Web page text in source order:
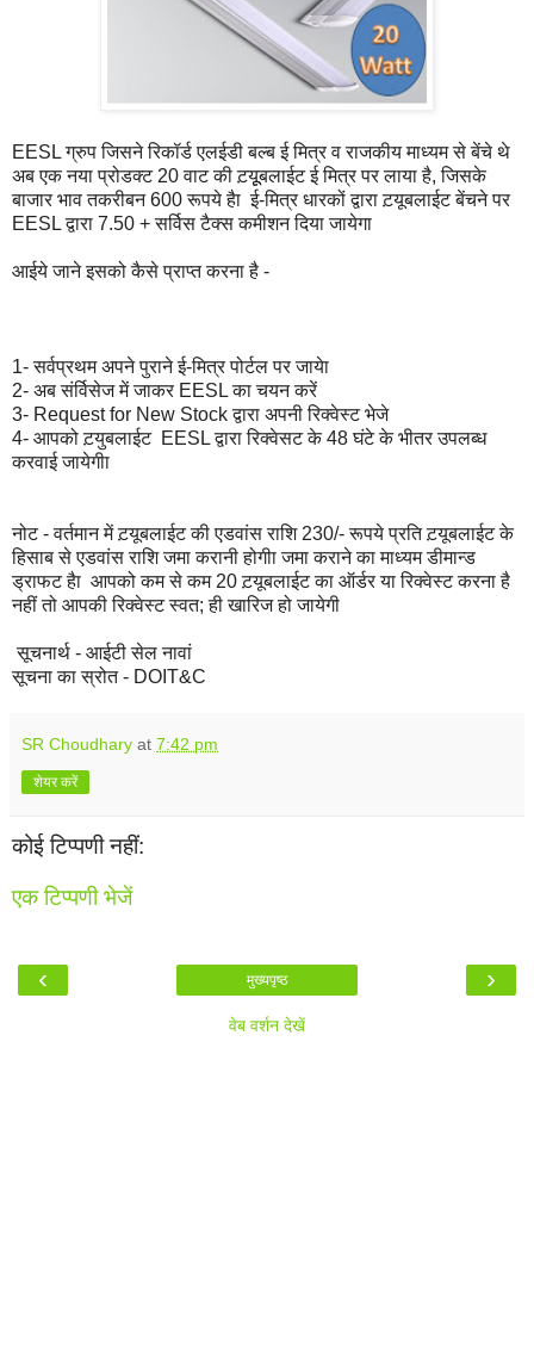
EESL ग्रुप जिसने रिकॉर्ड एलईडी बल्‍ब ई मित्र व राजकीय माध्‍यम से बेंचे थे
अब एक नया प्रोडक्‍ट 20 वाट की ट़यूूबलाईट ई मित्र पर लाया है, जिसके
बाजार भाव तकरीबन 600 रूपये हैा ई-मित्र धारकों द्वारा ट़यूबलाईट बेंचने पर
EESL द्वारा 7.50 + सर्विस टैक्‍स कमीशन दिया जायेगा
आईये जाने इसको कैसे प्राप्‍त करना है -
1- सर्वप्रथम अपने पुराने ई-मित्र पोर्टल पर जायेा
2- अब संर्विसेज में जाकर EESL का चयन करें
3- Request for New Stock द्वारा अपनी रिक्‍वेस्‍ट भेजे
4- आपको ट़युबलाईट EESL द्वारा रिक्‍वेसट के 48 घंटे के भीतर उपलब्‍ध
करवाई जायेगीा
नोट - वर्तमान में ट़यूबलाईट की एडवांस राशि 230/- रूपये प्रति ट़यूबलाईट के
हिसाब से एडवांस राशि जमा करानी होगीा जमा कराने का माध्‍यम डीमान्‍ड
ड्राफट हैा आपको कम से कम 20 ट़यूबलाईट का ऑर्डर या रिक्‍वेस्‍ट करना है
नहीं तो आपकी रिक्‍वेस्‍ट स्‍वत; ही खारिज हो जायेगी
सूचनार्थ - आईटी सेल नावां
सूचना का स्रोत - DOIT&C
SR Choudhary at 7:42 pm
शेयर करें
कोई टिप्पणी नहीं:
एक टिप्पणी भेजें
‹ ›
मुख्यपृष्ठ
वेब वर्शन देखें